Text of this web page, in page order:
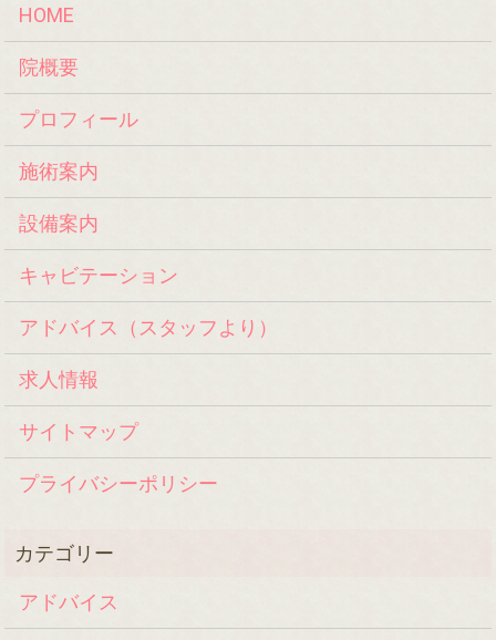
HOME
院概要
プロフィール
施術案内
設備案内
キャビテーション
アドバイス（スタッフより）
求人情報
サイトマップ
プライバシーポリシー
アドバイス